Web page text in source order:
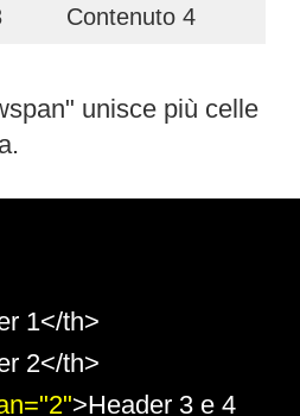
Contenuto 4
unisce più celle
1</th>
2</th>
>Header 3 e 4